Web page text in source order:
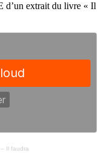
d’un extrait du livre « Il
Il faudra